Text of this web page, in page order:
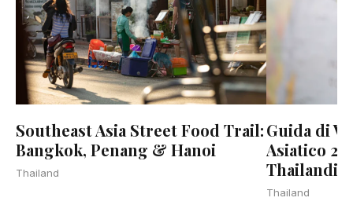
Southeast Asia Street Food Trail:
Bangkok, Penang & Hanoi
Thailand
Guida di
Asiatico
Thailandia
Thailand